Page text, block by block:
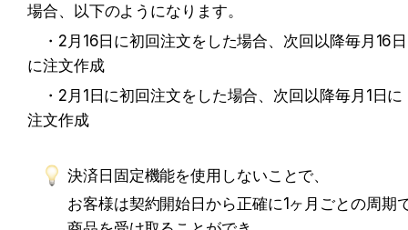
場合、以下のようになります。
・2月16日に初回注文をした場合、次回以降毎月16日
に注文作成
・2月1日に初回注文をした場合、次回以降毎月1日に
注文作成
決済日固定機能を使用しないことで、
お客様は契約開始日から正確に1ヶ月ごとの周期